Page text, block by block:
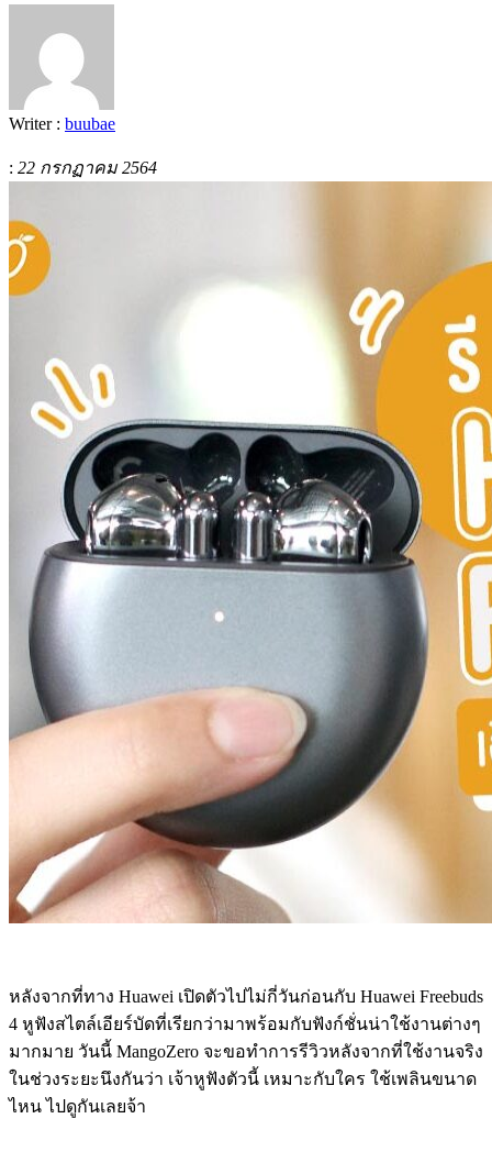
Writer : buubae
: 22 กรกฏาคม 2564
หลังจากที่ทาง Huawei เปิดตัวไปไม่กี่วันก่อนกับ Huawei Freebuds
4 หูฟังสไตล์เอียร์บัดที่เรียกว่ามาพร้อมกับฟังก์ชั่นน่าใช้งานต่างๆ
มากมาย วันนี้ MangoZero จะขอทำการรีวิวหลังจากที่ใช้งานจริง
ในช่วงระยะนึงกันว่า เจ้าหูฟังตัวนี้ เหมาะกับใคร ใช้เพลินขนาด
ไหน ไปดูกันเลยจ้า